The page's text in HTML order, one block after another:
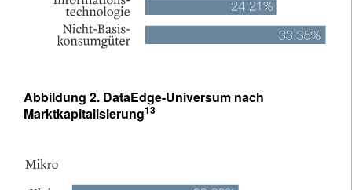
Abbildung 2. DataEdge-Universum nach
Marktkapitalisierung13